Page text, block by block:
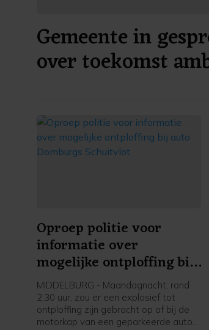
Gemeente in
over toekomst
Oproep politie voor
informatie over
mogelijke ontploffing bij
auto Domburgs
Schuitvlot
MIDDELBURG - Maandagnacht, rond
2.30 uur, zou er een explosief tot
ontploffing zijn gebracht op of bij de
motorkap van een geparkeerde auto